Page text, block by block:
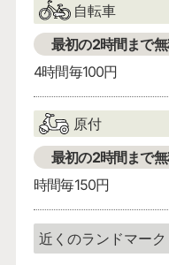
自転車
最初の2時間まで
4時間毎100円
原付
最初の2時間まで
時間毎150円